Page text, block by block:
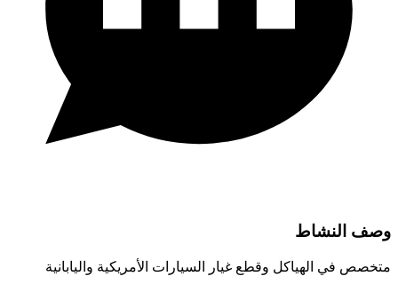
وصف النشاط
متخصص في الهياكل وقطع غيار السيارات الأمريكية واليابانية